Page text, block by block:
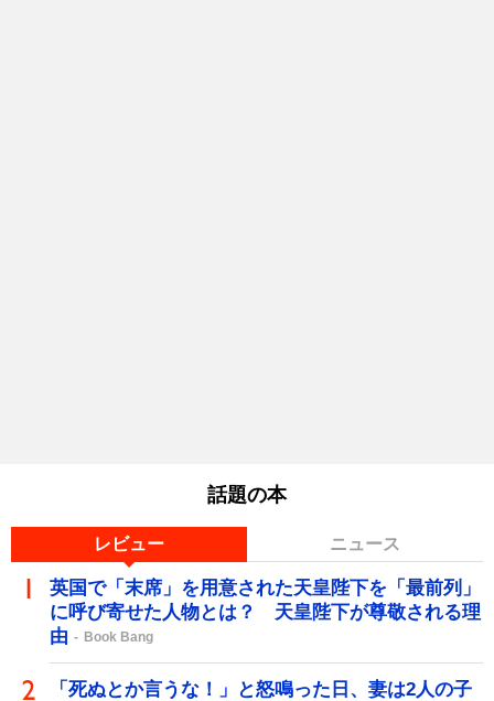
話題の本
レビュー ニュース
英国で「末席」を用意された天皇陛下を「最前列」
に呼び寄せた人物とは？ 天皇陛下が尊敬される理
由
Book Bang
「死ぬとか言うな！」と怒鳴った日、妻は2人の子